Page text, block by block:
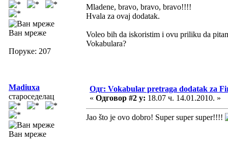
Ван мреже
Поруке: 207
Mladene, bravo, bravo, bravo!!!!
Hvala za ovaj dodatak.
Voleo bih da iskoristim i ovu priliku da
Vokabulara?
Madiuxa
староседелац
Ван мреже
Одг: Vokabular pretraga dodatak za
« Одговор #2 у: 18.07 ч. 14.01.2010. »
Jao što je ovo dobro! Super super super!!!!